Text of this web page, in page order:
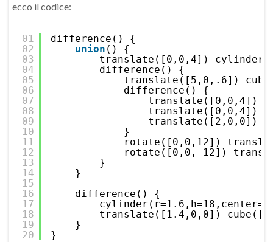
ecco il codice:
01
02
03
04
05
06
07
08
09
10
11
12
13
14
15
16
17
18
19
20
difference() {
union () {
translate([0,0,4])
difference() {
translate([5,0,.6])
difference() {
translate([0,0,4])
translate([0,0,4])
translate([2,0,0])
}
rotate([0,0,12])
rotate([0,0,-12])
}
}
difference() {
cylinder(r=1.6,h=18,center=
translate([1.4,0,0])
}
}